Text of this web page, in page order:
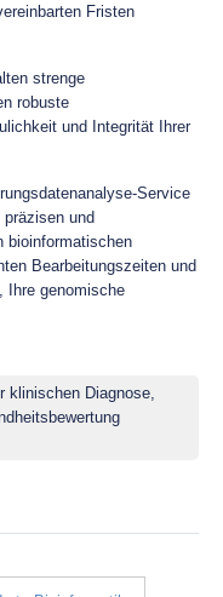
Fristen
strenge
robuste
und Integrität Ihrer
Service
und
bioinformatischen
Bearbeitungszeiten und
Ihre genomische
klinischen Diagnose,